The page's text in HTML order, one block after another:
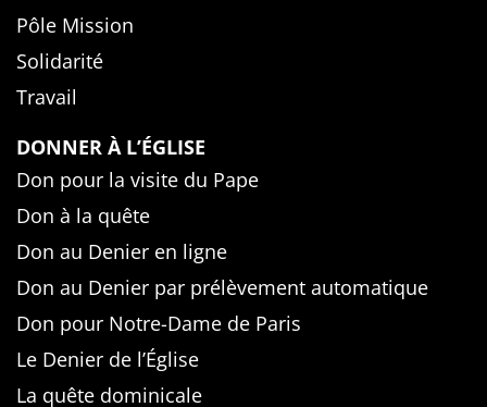
Pôle Mission
Solidarité
Travail
DONNER À L’ÉGLISE
Don pour la visite du Pape
Don à la quête
Don au Denier en ligne
Don au Denier par prélèvement automatique
Don pour Notre-Dame de Paris
Le Denier de l’Église
La quête dominicale